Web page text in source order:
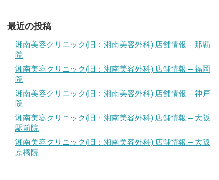
最近の投稿
湘南美容クリニック(旧：湘南美容外科) 店舗情報 – 那覇
院
湘南美容クリニック(旧：湘南美容外科) 店舗情報 – 福岡
院
湘南美容クリニック(旧：湘南美容外科) 店舗情報 – 神戸
院
湘南美容クリニック(旧：湘南美容外科) 店舗情報 – 大阪
駅前院
湘南美容クリニック(旧：湘南美容外科) 店舗情報 – 大阪
京橋院